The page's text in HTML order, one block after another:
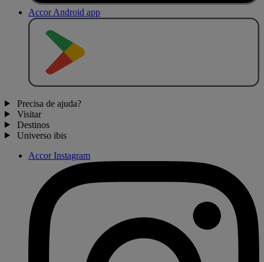
Accor Android app
Precisa de ajuda?
Visitar
Destinos
Universo ibis
Accor Instagram